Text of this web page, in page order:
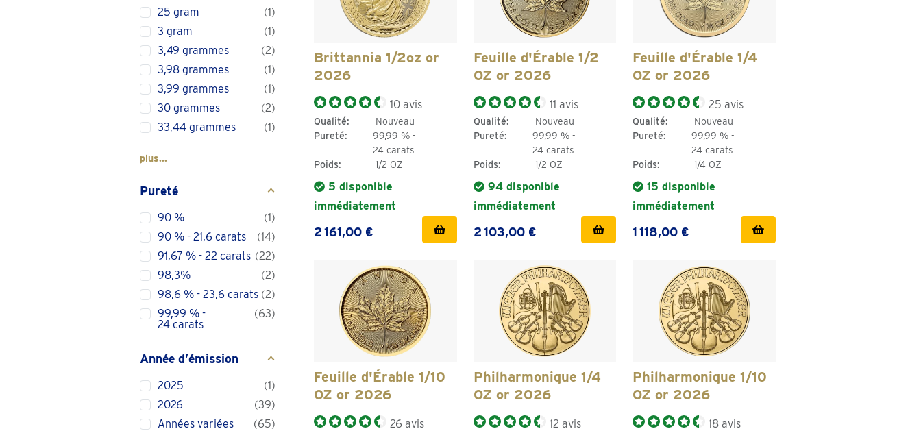
25 gram
1
3 gram
1
3,49 grammes
2
3,98 grammes
1
3,99 grammes
1
30 grammes
2
33,44 grammes
1
plus...
Pureté
90 %
1
90 % - 21,6 carats
14
91,67 % - 22 carats
22
98,3%
2
98,6 % - 23,6 carats 2
99,99 % -
24 carats
63
Année d’émission
2025
1
2026
39
Années variées
65
Brittannia 1/2oz or
2026
10 avis
Qualité:
Nouveau
Pureté:
99,99 % -
24 carats
Poids:
1/2 OZ
5 disponible
immédiatement
2 161,00 €
Feuille d'Érable 1/2
OZ or 2026
11 avis
Qualité:
Nouveau
Pureté:
99,99 % -
24 carats
Poids:
1/2 OZ
94 disponible
immédiatement
2 103,00 €
Feuille d'Érable 1/4
OZ or 2026
25 avis
Qualité:
Nouveau
Pureté:
99,99 % -
24 carats
Poids:
1/4 OZ
15 disponible
immédiatement
1 118,00 €
Feuille d'Érable 1/10
OZ or 2026
26 avis
Philharmonique 1/4
OZ or 2026
12 avis
Philharmonique 1/10
OZ or 2026
18 avis